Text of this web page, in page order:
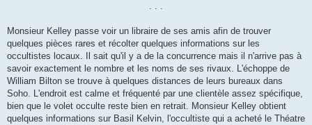
. . .
Monsieur Kelley passe voir un libraire de ses amis afin de trouver
quelques pièces rares et récolter quelques informations sur les
occultistes locaux. Il sait qu'il y a de la concurrence mais il n'arrive pas à
savoir exactement le nombre et les noms de ses rivaux. L'échoppe de
William Bilton se trouve à quelques distances de leurs bureaux dans
Soho. L'endroit est calme et fréquenté par une clientèle assez spécifique,
bien que le volet occulte reste bien en retrait. Monsieur Kelley obtient
quelques informations sur Basil Kelvin, l'occultiste qui a acheté le Théatre